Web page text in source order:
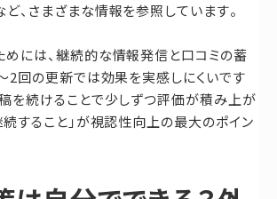
、さまざまな情報を参照しています。
には、継続的な情報発信と口コミの蓄
2回の更新では効果を実感しにくいです
を続けることで少しずつ評価が積み上が
続すること」が視認性向上の最大のポイン